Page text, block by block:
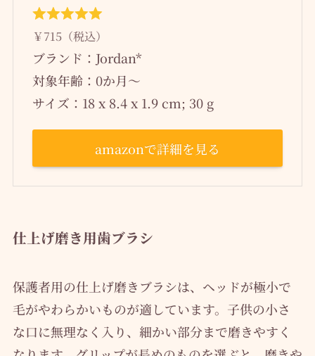
￥715（税込）
ブランド：Jordan*
対象年齢：0か月～
サイズ：18 x 8.4 x 1.9 cm; 30 g
amazonで詳細を見る
仕上げ磨き用歯ブラシ
保護者用の仕上げ磨きブラシは、ヘッドが極小で
毛がやわらかいものが適しています。子供の小さ
な口に無理なく入り、細かい部分まで磨きやすく